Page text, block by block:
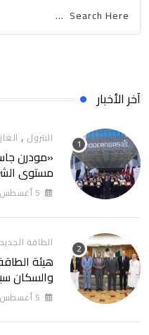
آخر الأخبار
البترول ,
«مودرن
مستوي
5 أغسطس، 2026
الطاقة
هيئة
والسكان
والعلاج
5 أغسطس، 2026